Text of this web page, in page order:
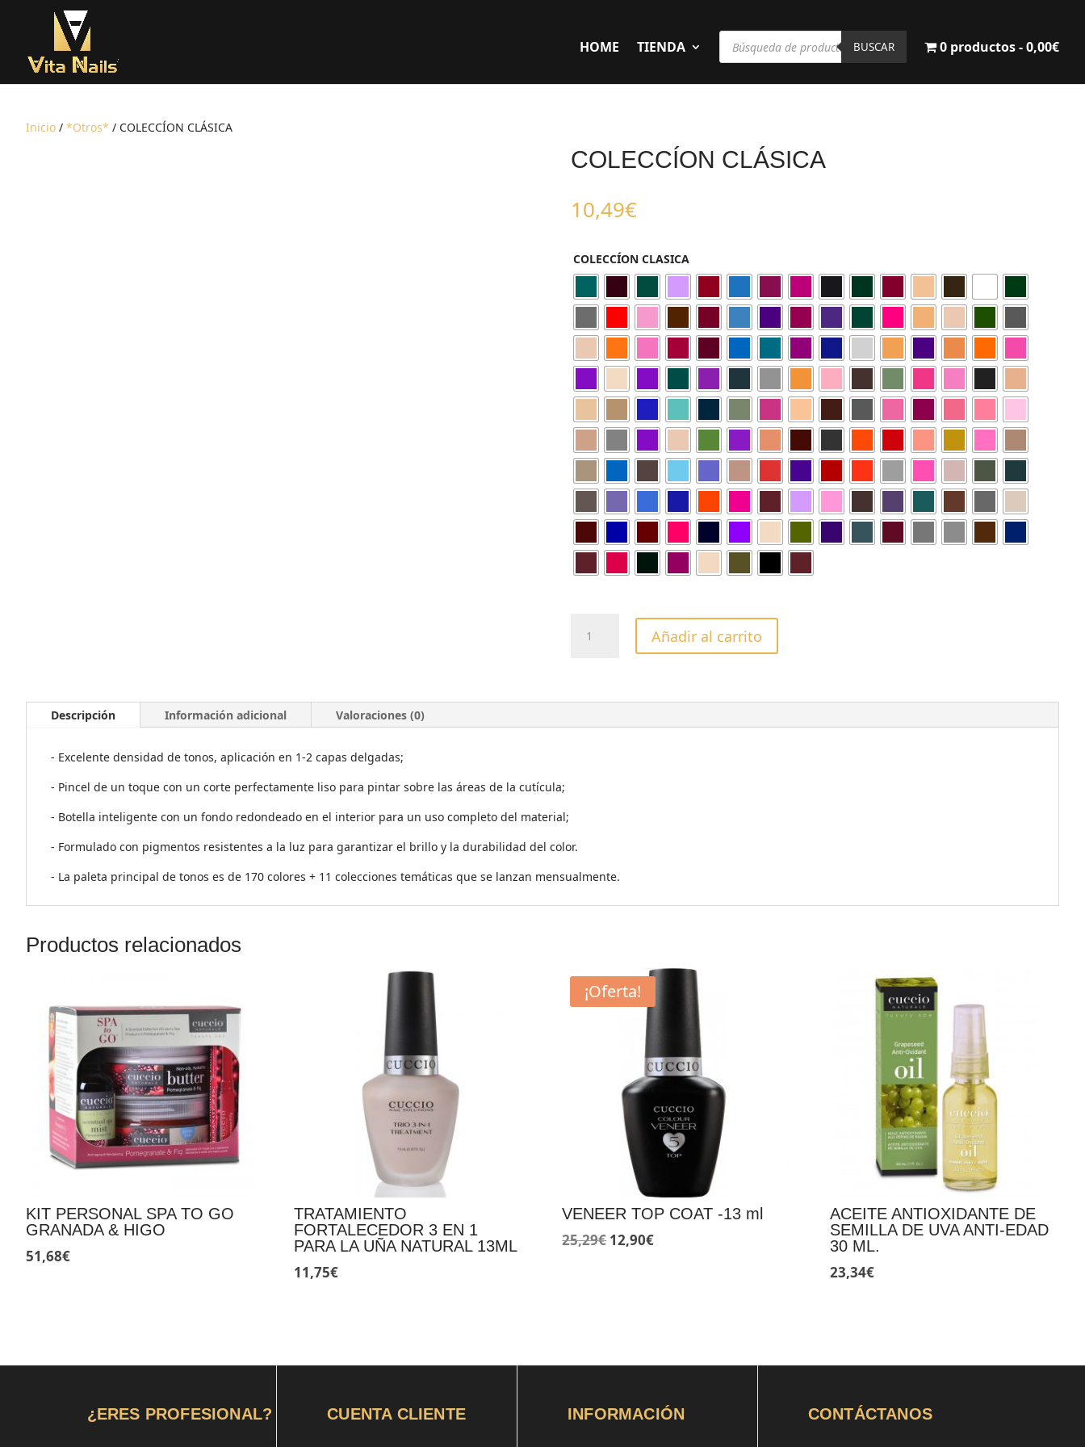
HOME TIENDA
Búsqueda
productos
BUSCAR 0 productos 0,00€
Inicio / *Otros* / COLECCÍON CLÁSICA
COLECCÍON CLÁSICA
10,49€
COLECCÍON CLASICA
CLÁSICA
Añadir al carrito
Descripción Información adicional Valoraciones (0)
- Excelente densidad de tonos, aplicación en 1-2 capas delgadas;
- Pincel de un toque con un corte perfectamente liso para pintar sobre las áreas de la cutícula;
- Botella inteligente con un fondo redondeado en el interior para un uso completo del material;
- Formulado con pigmentos resistentes a la luz para garantizar el brillo y la durabilidad del color.
- La paleta principal de tonos es de 170 colores + 11 colecciones temáticas que se lanzan mensualmente.
Productos relacionados
KIT PERSONAL SPA TO GO
GRANADA & HIGO
51,68€
TRATAMIENTO
FORTALECEDOR 3 EN 1
PARA LA UÑA NATURAL 13ML
11,75€
¡Oferta!
VENEER TOP COAT -13 ml
25,29€ El
12,90€El
ACEITE ANTIOXIDANTE DE
SEMILLA DE UVA ANTI-EDAD
30 ML.
23,34€
¿ERES PROFESIONAL? CUENTA CLIENTE INFORMACIÓN CONTÁCTANOS